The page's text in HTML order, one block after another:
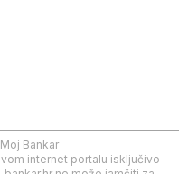
Bankar
internet portalu isključivo